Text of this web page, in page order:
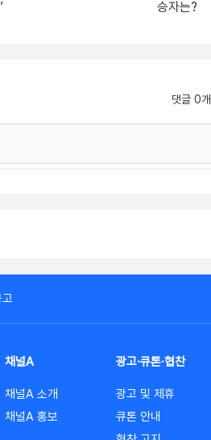
승자는?
댓글 0개
채널A
채널A 소개
채널A 홍보
광고·큐톤·협찬
광고 및 제휴
큐톤 안내